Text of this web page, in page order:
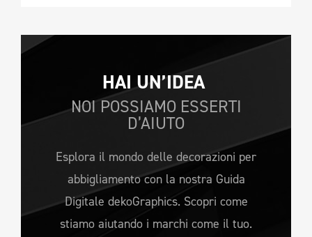
HAI UN’IDEA
NOI POSSIAMO ESSERTI
D’AIUTO
Esplora il mondo delle decorazioni per
abbigliamento con la nostra Guida
Digitale dekoGraphics. Scopri come
stiamo aiutando i marchi come il tuo.